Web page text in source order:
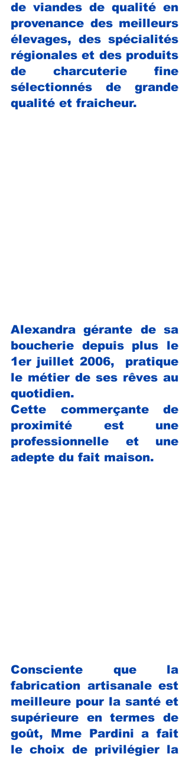
de viandes de qualité en
provenance des meilleurs
élevages, des spécialités
régionales et des produits
de charcuterie fine
sélectionnés de grande
qualité et fraicheur.
Alexandra gérante de sa
boucherie depuis plus le
1er juillet 2006,  pratique
le métier de ses rêves au
quotidien.
Cette commerçante de
proximité est une
professionnelle et une
adepte du fait maison.
Consciente que la
fabrication artisanale est
meilleure pour la santé et
supérieure en termes de
goût, Mme Pardini a fait
le choix de privilégier la